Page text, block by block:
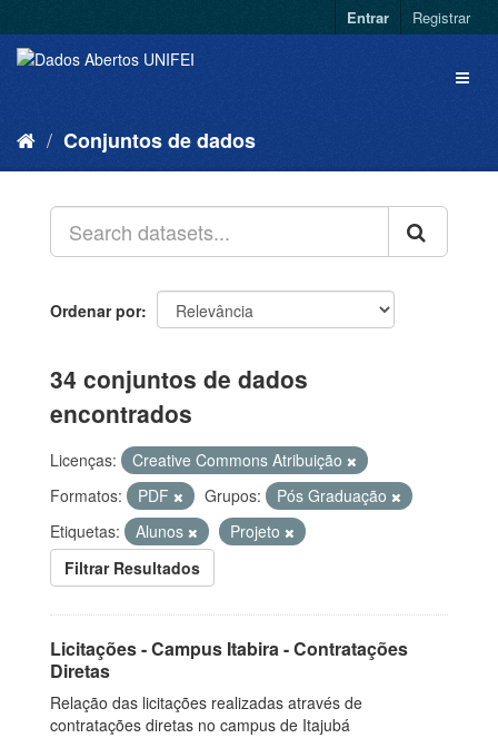
Entrar Registrar
Conjuntos de dados
Ordenar por
34 conjuntos de dados
encontrados
Licenças:
Creative Commons Atribuição
Formatos:
PDF Grupos:
Pós Graduação
Etiquetas:
Alunos
Projeto
Filtrar Resultados
Licitações - Campus Itabira - Contratações
Diretas
Relação das licitações realizadas através de
contratações diretas no campus de Itajubá